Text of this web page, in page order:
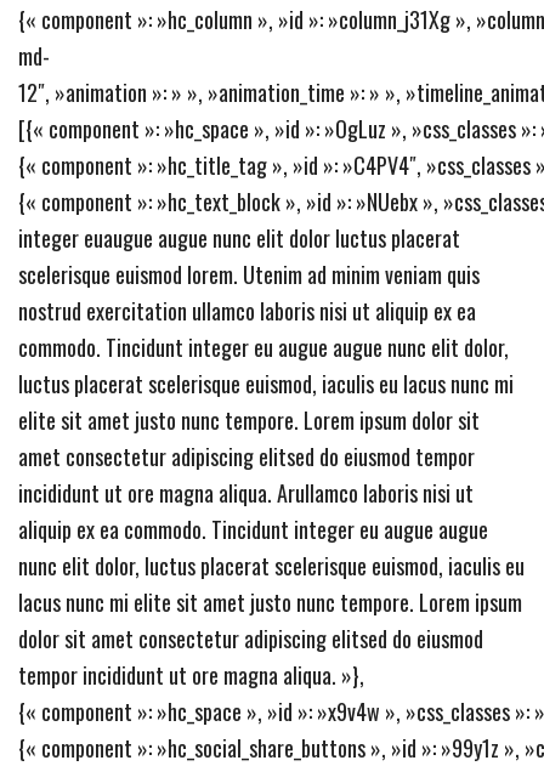
{« component »: »hc_column », »id »: »column_j31Xg »,
md-
12″, »animation »: » », »animation_time »: » »,
[{« component »: »hc_space », »id »: »OgLuz », »css_classes
{« component »: »hc_title_tag », »id »: »C4PV4″, »css_classes
{« component »: »hc_text_block », »id »: »NUebx »,
integer euaugue augue nunc elit dolor luctus placerat
scelerisque euismod lorem. Utenim ad minim veniam quis
nostrud exercitation ullamco laboris nisi ut aliquip ex ea
commodo. Tincidunt integer eu augue augue nunc elit dolor,
luctus placerat scelerisque euismod, iaculis eu lacus nunc mi
elite sit amet justo nunc tempore. Lorem ipsum dolor sit
amet consectetur adipiscing elitsed do eiusmod tempor
incididunt ut ore magna aliqua. Arullamco laboris nisi ut
aliquip ex ea commodo. Tincidunt integer eu augue augue
nunc elit dolor, luctus placerat scelerisque euismod, iaculis eu
lacus nunc mi elite sit amet justo nunc tempore. Lorem ipsum
dolor sit amet consectetur adipiscing elitsed do eiusmod
tempor incididunt ut ore magna aliqua. »},
{« component »: »hc_space », »id »: »x9v4w », »css_classes
{« component »: »hc_social_share_buttons », »id »: »99y1z